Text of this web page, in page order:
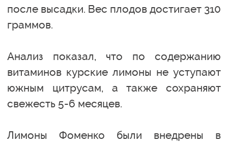
после высадки. Вес плодов достигает 310
граммов.
Анализ показал, что по содержанию
витаминов курские лимоны не уступают
южным цитрусам, а также сохраняют
свежесть 5-6 месяцев.
Лимоны Фоменко были внедрены в